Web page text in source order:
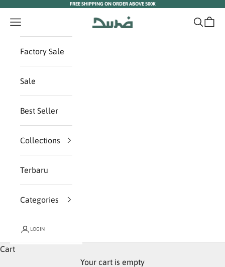
Skip to content FREE SHIPPING ON ORDER ABOVE 500K
Duha Muslim Wear
Navigation menu Search
Cart
Factory Sale
Sale
Best Seller
Collections
Terbaru
Categories
LOGIN
Cart
Your cart is empty